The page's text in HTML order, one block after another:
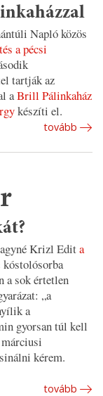
Napló közös
a pécsi
tartják az
aBrill Pálinkaház
készíti el.
tovább
Krizl Edita
kóstolósorba
a sok értetlen
„a
a
gyorsan túl kell
kérem.
tovább